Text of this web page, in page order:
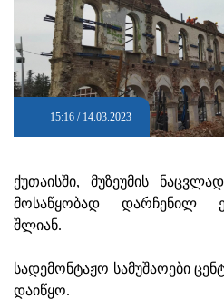
15:16 / 14.03.2023
ქუთაისში, მუზეუმის
მოსაწყობად დარჩენილ
შლიან.
სადემონტაჟო სამუშაოები
დაიწყო.